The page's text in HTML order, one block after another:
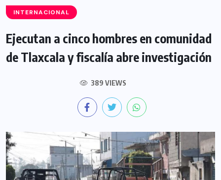
INTERNACIONAL
Ejecutan a cinco hombres en comunidad
de Tlaxcala y fiscalía abre investigación
389 VIEWS